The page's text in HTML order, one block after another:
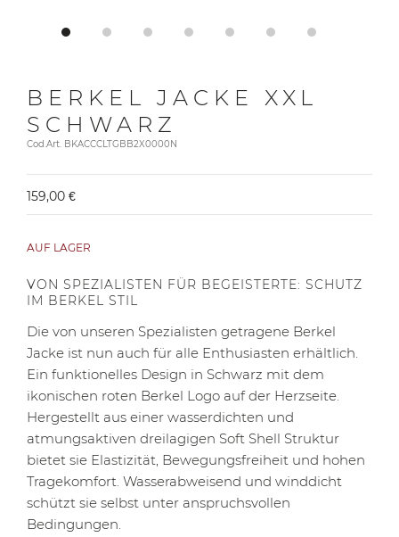
BERKEL JACKE XXL
SCHWARZ
Cod.Art. BKACCCLTGBB2X0000N
159,00 €
AUF LAGER
VON SPEZIALISTEN FÜR BEGEISTERTE: SCHUTZ
IM BERKEL STIL
Die von unseren Spezialisten getragene Berkel
Jacke ist nun auch für alle Enthusiasten erhältlich.
Ein funktionelles Design in Schwarz mit dem
ikonischen roten Berkel Logo auf der Herzseite.
Hergestellt aus einer wasserdichten und
atmungsaktiven dreilagigen Soft Shell Struktur
bietet sie Elastizität, Bewegungsfreiheit und hohen
Tragekomfort. Wasserabweisend und winddicht
schützt sie selbst unter anspruchsvollen
Bedingungen.